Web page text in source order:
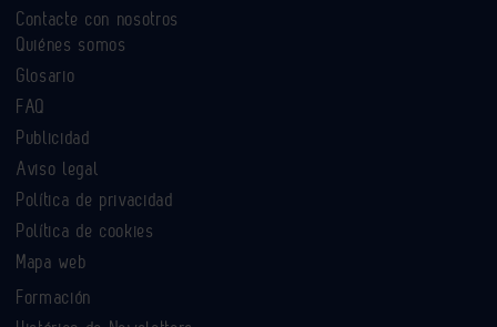
Contacte con nosotros
Quiénes somos
Glosario
FAQ
Publicidad
Aviso legal
Política de privacidad
Política de cookies
Mapa web
Formación